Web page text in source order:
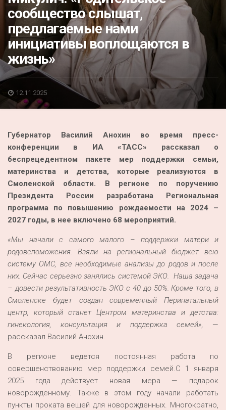
Акция
К 70-летию районного Дома культуры
Конкурс
Люди родного края
Национальные проекты
Память
Перепись — 2020
сообщество слышат,
предлагаемые нами
инициативы воплощаются в
жизнь»
12.11.2025
Губернатор Василий Анохин во время пресс-
конференции в ИА «ТАСС» рассказал о
беспрецедентном пакете мер поддержки семьи,
материнства и детства, которые реализуются в
Смоленской области. В регионе по поручению
Президента России разработана Региональная
программа по повышению рождаемости на 2024 –
2027 годы, в нее включено 68 мероприятий.
«Мы начали с самого малого – поддержки матери и
родовспоможения. Взяли на региональный бюджет всю
систему ОМС, все необходимые анализы до родов и после
них. Сейчас серьезно занялись системой ЭКО. Наша задача
– довести результативность ЭКО с 40 до 50%. Кроме того, в
Смоленске будет создан современный Перинатальный
центр, который станет Центром материнства и детства:
гинекология, консультация и поддержка семей», —
рассказал Василий Анохин.
В регионе ведется постоянная работа по
совершенствованию мер поддержки семей.С 1 января
2025 года действует новая мера — подарок
новорожденному. Также в этом году начали работать
пункты проката вещей для новорожденных. Многократно,